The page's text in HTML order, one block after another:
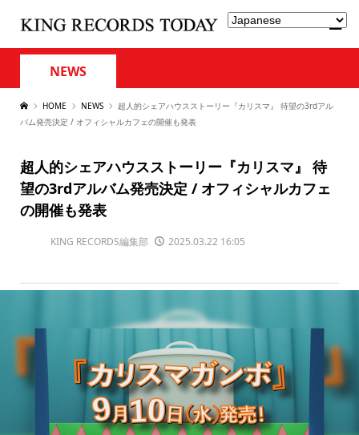
NEWS
HOME NEWS
超人的シェアハウスストーリー『カリスマ』 待望の3rdアル
バム発売決定 / オフィシャルカフェの開催も発表
超人的シェアハウスストーリー『カリスマ』 待
望の3rdアルバム発売決定 / オフィシャルカフェ
の開催も発表
KING RECORDS編集部 2025.03.22 16:05